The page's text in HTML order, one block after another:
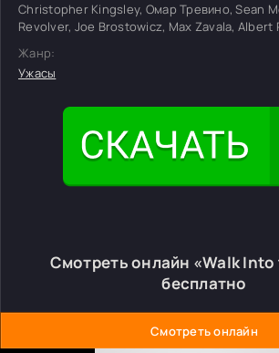
Christopher Kingsley, Омар Тревино, Sean
Revolver, Joe Brostowicz, Max Zavala, Albert
Жанр:
Ужасы
Смотреть онлайн «Walk
бесплатно
Смотреть онлайн